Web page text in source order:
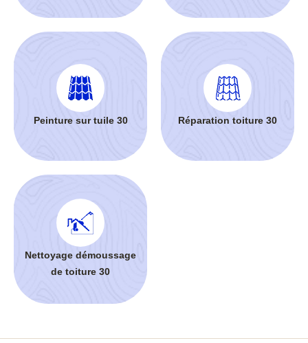
Peinture sur tuile 30 Réparation toiture 30
Nettoyage démoussage
de toiture 30